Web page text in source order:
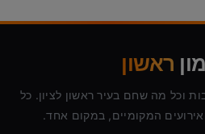
ראשון
וכל מה שחם בעיר ראשון לציון. כל
המקומיים, במקום אחד.